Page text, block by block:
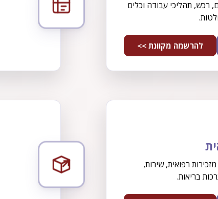
רכש, תהליכי עבודה וכלים
להרשמה מקוונת >>
רפואית, שירות,
בריאות.